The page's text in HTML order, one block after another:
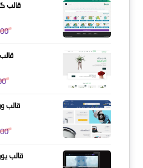
قالب
قالب
قالب